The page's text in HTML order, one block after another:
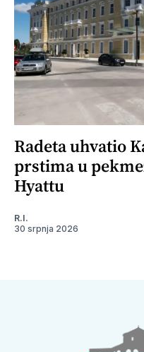
Radeta uhvatio
prstima u
Hyattu
R.I.
30 srpnja 2026